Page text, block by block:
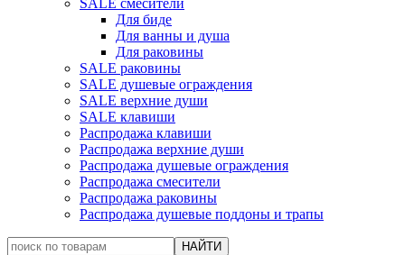
SALE смесители
Для биде
Для ванны и душа
Для раковины
SALE раковины
SALE душевые ограждения
SALE верхние души
SALE клавиши
Распродажа клавиши
Распродажа верхние души
Распродажа душевые ограждения
Распродажа смесители
Распродажа раковины
Распродажа душевые поддоны и трапы